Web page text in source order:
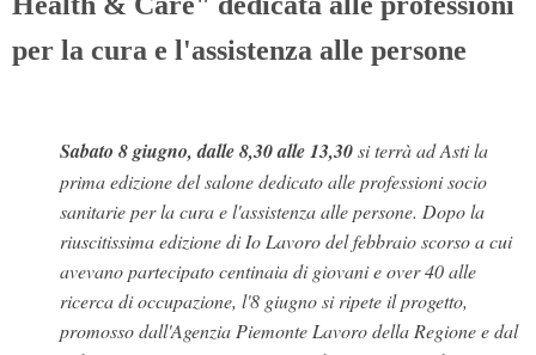
per la cura e l'assistenza alle persone
Sabato 8 giugno, dalle 8,30 alle 13,30si terrà ad Asti la
prima edizione del salone dedicato alle professioni socio
sanitarie per la cura e l'assistenza alle persone. Dopo la
riuscitissima edizione di Io Lavoro del febbraio scorso a cui
avevano partecipato centinaia di giovani e over 40 alle
ricerca di occupazione, l'8 giugno si ripete il progetto,
promosso dall'Agenzia Piemonte Lavoro della Regione e dal